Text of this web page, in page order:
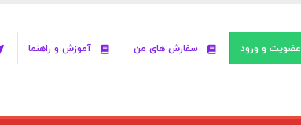
عضویت و ورود سفارش های من آموزش و راهنما